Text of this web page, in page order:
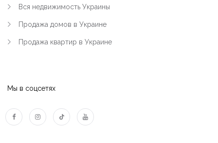
Вся недвижимость Украины
Продажа домов в Украине
Продажа квартир в Украине
Мы в соцсетях